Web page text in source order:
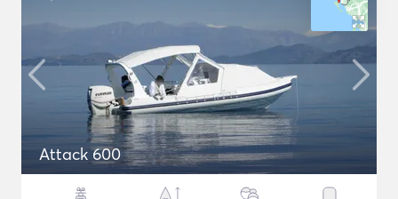
Attack 600